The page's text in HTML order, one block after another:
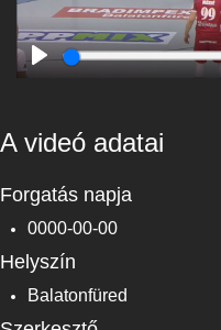
A videó adatai
Forgatás napja
0000-00-00
Helyszín
Balatonfüred